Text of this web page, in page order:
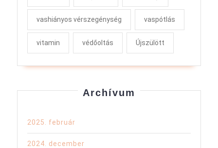
vashiányos vérszegénység vaspótlás
vitamin védőoltás Újszülött
Archívum
2025. február
2024. december